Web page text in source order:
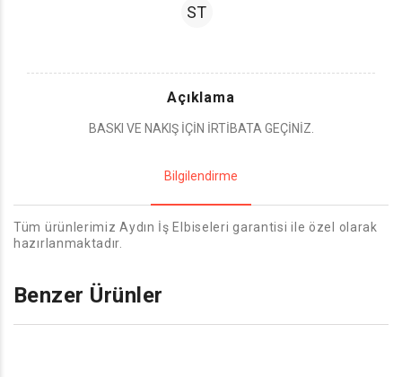
ST
Açıklama
BASKI VE NAKIŞ İÇİN İRTİBATA GEÇİNİZ.
Bilgilendirme
Tüm ürünlerimiz Aydın İş Elbiseleri garantisi ile özel olarak
hazırlanmaktadır.
Benzer Ürünler